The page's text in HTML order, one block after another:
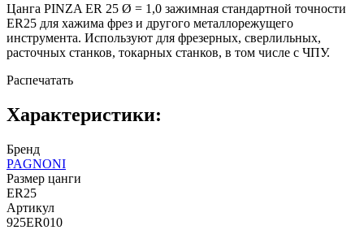
Цанга PINZA ER 25 Ø = 1,0 зажимная стандартной точности
ER25 для хажима фрез и другого металлорежущего
инструмента. Используют для фрезерных, сверлильных,
расточных станков, токарных станков, в том числе с ЧПУ.
Распечатать
Характеристики:
Бренд
PAGNONI
Размер цанги
ER25
Артикул
925ER010